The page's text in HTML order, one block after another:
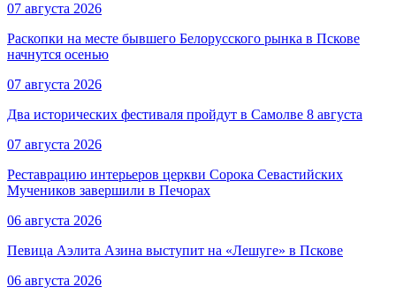
07 августа 2026
Раскопки на месте бывшего Белорусского рынка в Пскове
начнутся осенью
07 августа 2026
Два исторических фестиваля пройдут в Самолве 8 августа
07 августа 2026
Реставрацию интерьеров церкви Сорока Севастийских
Мучеников завершили в Печорах
06 августа 2026
Певица Аэлита Азина выступит на «Лешуге» в Пскове
06 августа 2026